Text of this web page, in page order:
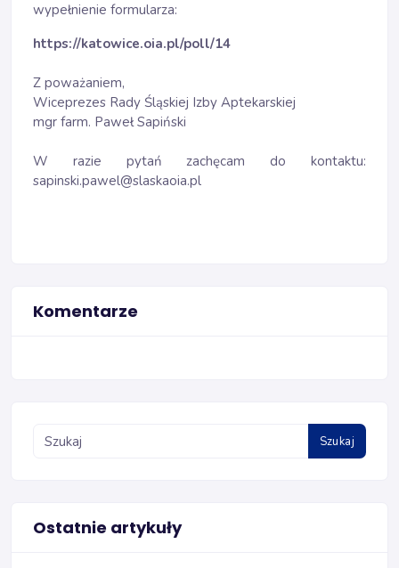
wypełnienie formularza:
https://katowice.oia.pl/poll/14
Z poważaniem,
Wiceprezes Rady Śląskiej Izby Aptekarskiej
mgr farm. Paweł Sapiński
W razie pytań zachęcam do kontaktu:
sapinski.pawel@slaskaoia.pl
Komentarze
Szukaj
Ostatnie artykuły